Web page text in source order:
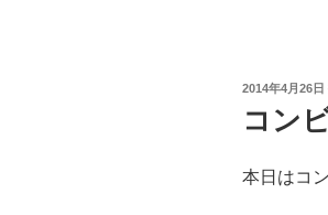
投
2014年4月26日
コン
本日はコ